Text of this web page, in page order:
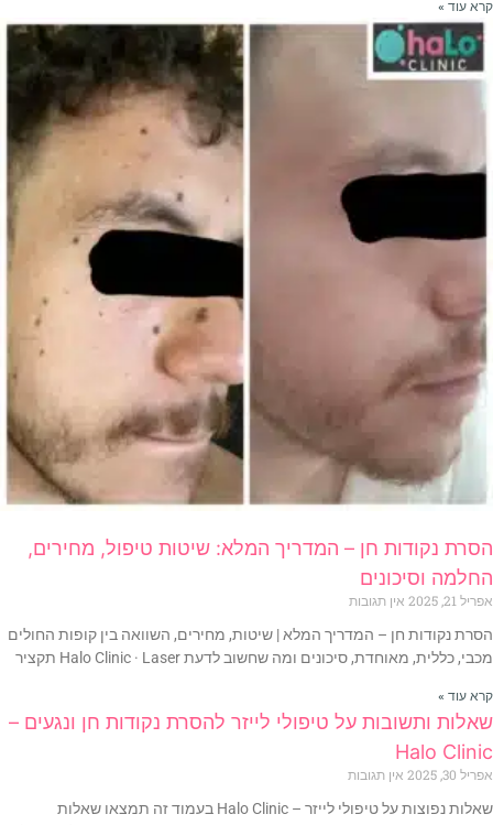
קרא עוד »
הסרת נקודות חן – המדריך המלא: שיטות טיפול, מחירים,
החלמה וסיכונים
אפריל 21, 2025
אין תגובות
הסרת נקודות חן – המדריך המלא | שיטות, מחירים, השוואה בין קופות החולים
מכבי, כללית, מאוחדת, סיכונים ומה שחשוב לדעת Halo Clinic · Laser תקציר
קרא עוד »
שאלות ותשובות על טיפולי לייזר להסרת נקודות חן ונגעים –
Halo Clinic
אפריל 30, 2025
אין תגובות
שאלות נפוצות על טיפולי לייזר – Halo Clinic בעמוד זה תמצאו שאלות